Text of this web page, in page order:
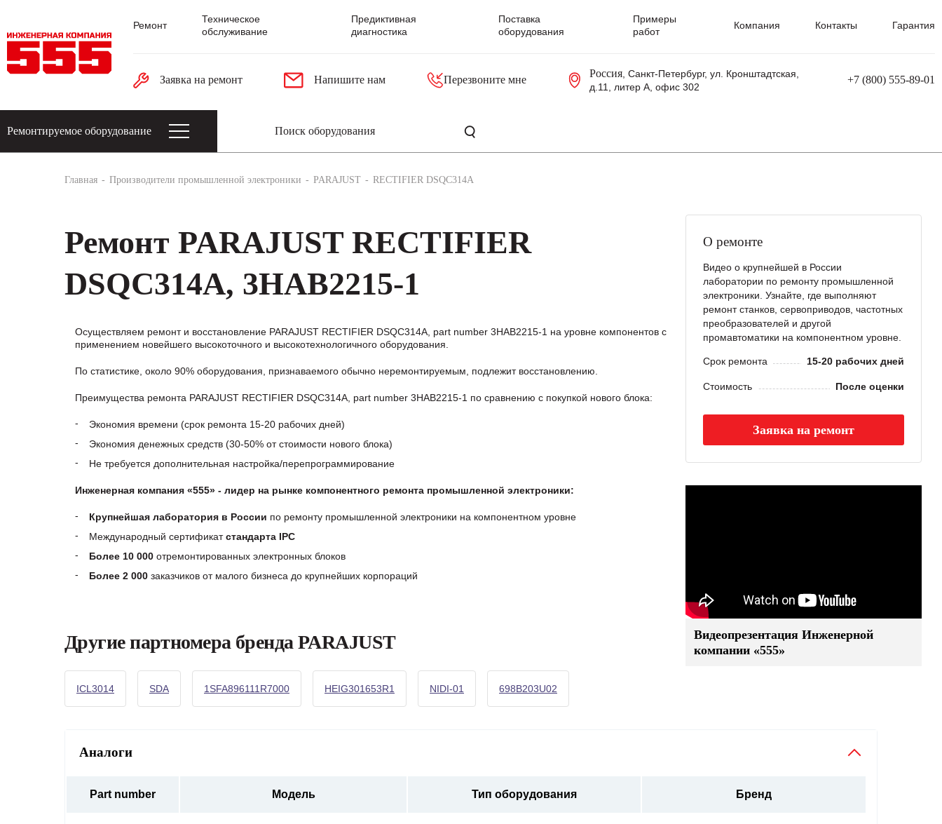
Ремонт
Техническое
обслуживание
Предиктивная
диагностика
Поставка
оборудования
Примеры
работ
Компания Контакты Гарантия
Заявка на ремонт Напишите нам Перезвоните мне
Россия, Санкт-Петербург, ул. Кронштадтская,
д.11, литер А, офис 302
+7 (800) 555-89-01
Ремонтируемое оборудование
Главная Производители промышленной электроники PARAJUST RECTIFIER DSQC314A
Ремонт PARAJUST RECTIFIER
DSQC314A, 3HAB2215-1
Осуществляем ремонт и восстановление PARAJUST RECTIFIER DSQC314A, part number 3HAB2215-1 на уровне компонентов с
применением новейшего высокоточного и высокотехнологичного оборудования.
По статистике, около 90% оборудования, признаваемого обычно неремонтируемым, подлежит восстановлению.
Преимущества ремонта PARAJUST RECTIFIER DSQC314A, part number 3HAB2215-1 по сравнению с покупкой нового блока:
Экономия времени (срок ремонта 15-20 рабочих дней)
Экономия денежных средств (30-50% от стоимости нового блока)
Не требуется дополнительная настройка/перепрограммирование
Инженерная компания «555» - лидер на рынке компонентного ремонта промышленной электроники:
Крупнейшая лаборатория в России по ремонту промышленной электроники на компонентном уровне
Международный сертификатстандарта IPC
Более 10 000 отремонтированных электронных блоков
Более 2 000 заказчиков от малого бизнеса до крупнейших корпораций
Другие партномера бренда PARAJUST
ICL3014 SDA 1SFA896111R7000 HEIG301653R1 NIDI-01 698B203U02
О ремонте
Видео о крупнейшей в России
лаборатории по ремонту промышленной
электроники. Узнайте, где выполняют
ремонт станков, сервоприводов, частотных
преобразователей и другой
промавтоматики на компонентном уровне.
Срок ремонта 15-20 рабочих дней
Стоимость После оценки
Заявка на ремонт
Видеопрезентация Инженерной
компании «555»
Аналоги
Part number Модель Тип оборудования Бренд